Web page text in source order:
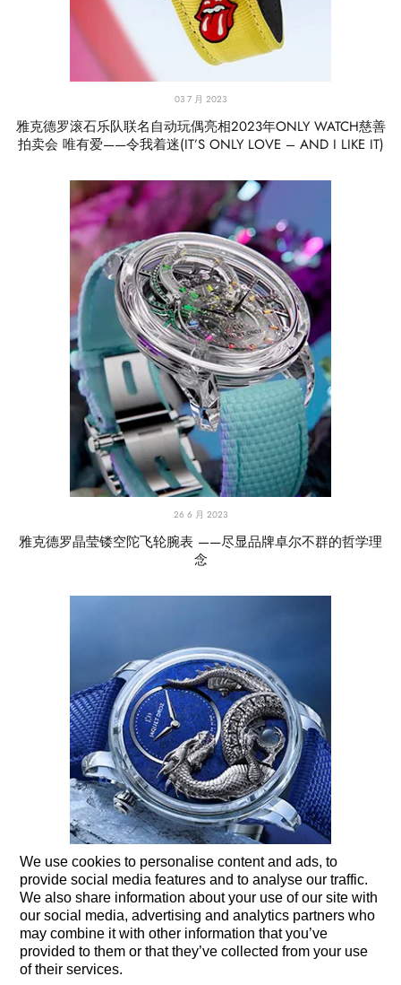
We use cookies to personalise content and ads, to
provide social media features and to analyse our traffic.
We also share information about your use of our site with
our social media, advertising and analytics partners who
may combine it with other information that you’ve
provided to them or that they’ve collected from your use
of their services.
03 7 月 2023
雅克德罗滚石乐队联名自动玩偶亮相2023年ONLY WATCH慈善
拍卖会 唯有爱——令我着迷(IT’S ONLY LOVE – AND I LIKE IT)
26 6 月 2023
雅克德罗晶莹镂空陀飞轮腕表 ——尽显品牌卓尔不群的哲学理
念
05 7 月 2023
蓝宝石水晶云起龙骧自动玩偶-天青石 (DRAGON AUTOMATON